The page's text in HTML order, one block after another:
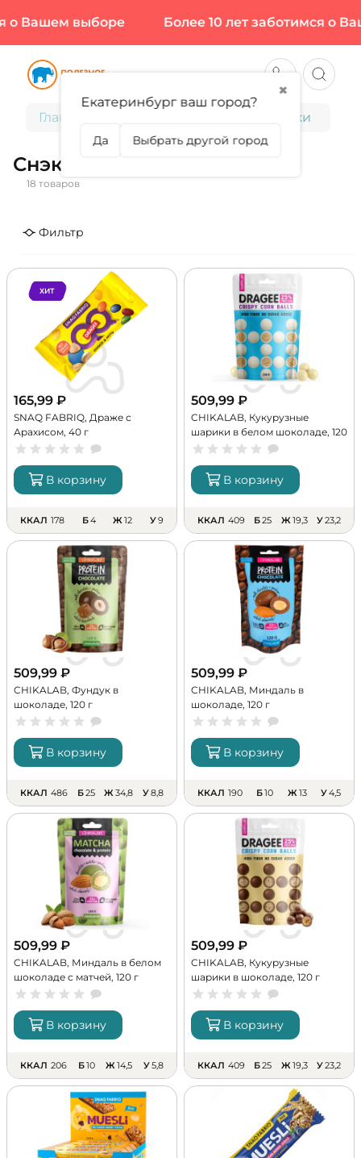
Вашем выборе Более 10 лет заботимся о
Главная Снэки
Снэки
18 товаров
Фильтр
ХИТ
165,99 ₽
SNAQ FABRIQ, Драже с
Арахисом, 40 г
В корзину
ККАЛ 178 Б4 Ж12 У9
509,99 ₽
CHIKALAB, Кукурузные
шарики в белом шоколаде, 120
г
В корзину
ККАЛ 409 Б25 Ж19,3 У23,2
509,99 ₽
CHIKALAB, Фундук в
шоколаде, 120 г
В корзину
ККАЛ 486 Б25 Ж34,8 У8,8
509,99 ₽
CHIKALAB, Миндаль в
шоколаде, 120 г
В корзину
ККАЛ 190 Б10 Ж13 У4,5
509,99 ₽
CHIKALAB, Миндаль в белом
шоколаде с матчей, 120 г
В корзину
ККАЛ 206 Б10 Ж14,5 У5,8
509,99 ₽
CHIKALAB, Кукурузные
шарики в шоколаде, 120 г
В корзину
ККАЛ 409 Б25 Ж19,3 У23,2
✖
Екатеринбург ваш город?
Да Выбрать другой город